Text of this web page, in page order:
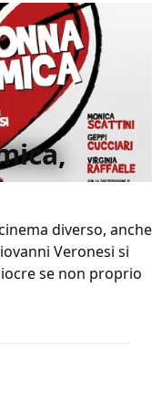
diverso, anche
Veronesi si
se non proprio